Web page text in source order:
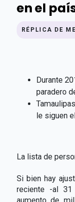
en el
RÉPLICA DE
Durante
paradero
le siguen
La lista de
Si bien hay
reciente -al
aumento de